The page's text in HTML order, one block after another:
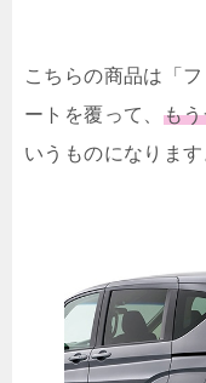
こちらの商品は「
ートを覆って、 も
いうものになります